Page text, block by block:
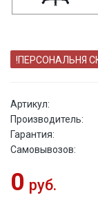
!ПЕРСОНАЛЬНЯ
Артикул:
Производитель:
Гарантия:
Самовывозов:
0 руб.